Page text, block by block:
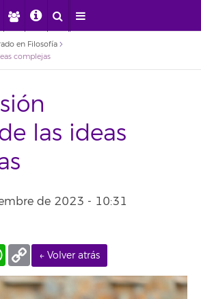
en Filosofía
complejas
las ideas
de 2023 - 10:31
← Volver atrás
WhatsApp
Copy
Link